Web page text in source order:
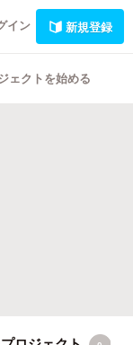
イン 新規登録
ェクトを始める